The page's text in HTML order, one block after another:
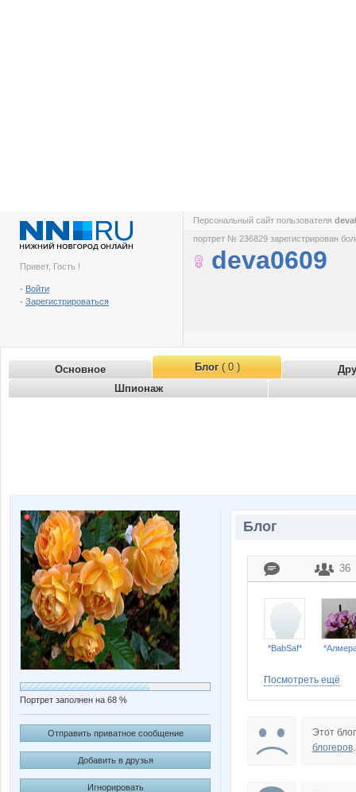
Привет, Гость !
- Войти
- Зарегистрироваться
Персональный сайт пользователя
портрет № 236829 зарегистрирован
deva0609
Основное Блог( 0 )
Шпионаж
Портрет заполнен на 68 %
Отправить приватное сообщение
Добавить в друзья
Игнорировать
Блог
36
*BabSaf*
Choly
Посмотреть ещё
Этот
блогеров.